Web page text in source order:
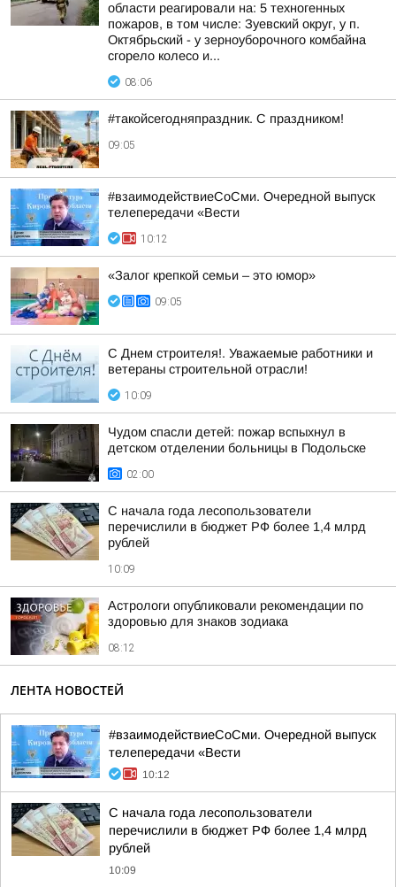
области реагировали на: 5 техногенных
пожаров, в том числе: Зуевский округ, у п.
Октябрьский - у зерноуборочного комбайна
сгорело колесо и...
08:06
#такойсегодняпраздник. С праздником!
09:05
#взаимодействиеСоСми. Очередной выпуск
телепередачи «Вести
10:12
«Залог крепкой семьи – это юмор»
09:05
С Днем строителя!. Уважаемые работники и
ветераны строительной отрасли!
10:09
Чудом спасли детей: пожар вспыхнул в
детском отделении больницы в Подольске
02:00
С начала года лесопользователи
перечислили в бюджет РФ более 1,4 млрд
рублей
10:09
Астрологи опубликовали рекомендации по
здоровью для знаков зодиака
08:12
ЛЕНТА НОВОСТЕЙ
#взаимодействиеСоСми. Очередной выпуск
телепередачи «Вести
10:12
С начала года лесопользователи
перечислили в бюджет РФ более 1,4 млрд
рублей
10:09